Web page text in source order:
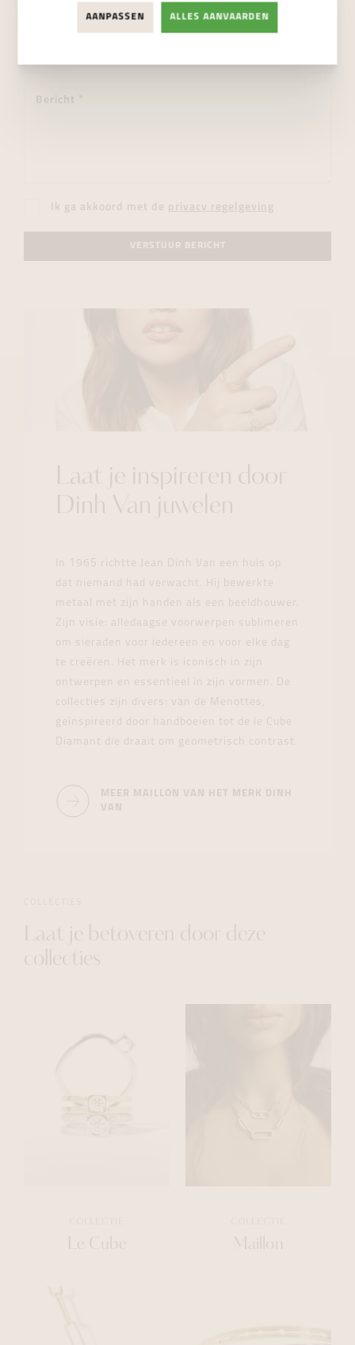
Ik ga akkoord met de privacy regelgeving
VERSTUUR BERICHT
Laat je inspireren door
Dinh Van juwelen
In 1965 richtte Jean Dinh Van een huis op
dat niemand had verwacht. Hij bewerkte
metaal met zijn handen als een beeldhouwer.
Zijn visie: alledaagse voorwerpen sublimeren
om sieraden voor iedereen en voor elke dag
te creëren. Het merk is iconisch in zijn
ontwerpen en essentieel in zijn vormen. De
collecties zijn divers: van de Menottes,
geïnspireerd door handboeien tot de le Cube
Diamant die draait om geometrisch contrast.
MEER MAILLON VAN HET MERK DINH
VAN
Laat je betoveren door deze
collecties
Le Cube Maillon
AANPASSEN ALLES AANVAARDEN